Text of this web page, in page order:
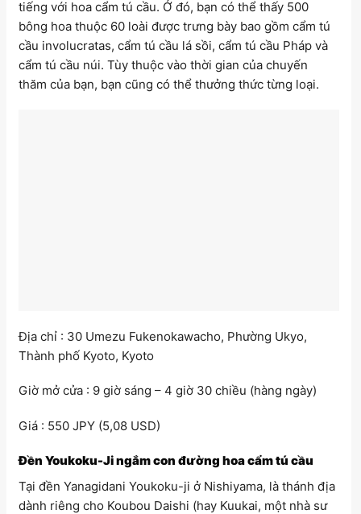
tiếng với hoa cẩm tú cầu. Ở đó, bạn có thể thấy 500
bông hoa thuộc 60 loài được trưng bày bao gồm cẩm tú
cầu involucratas, cẩm tú cầu lá sồi, cẩm tú cầu Pháp và
cẩm tú cầu núi. Tùy thuộc vào thời gian của chuyến
thăm của bạn, bạn cũng có thể thưởng thức từng loại.
Địa chỉ : 30 Umezu Fukenokawacho, Phường Ukyo,
Thành phố Kyoto, Kyoto
Giờ mở cửa : 9 giờ sáng – 4 giờ 30 chiều (hàng ngày)
Giá : 550 JPY (5,08 USD)
Đền Youkoku-Ji ngắm con đường hoa cẩm tú cầu
Tại đền Yanagidani Youkoku-ji ở Nishiyama, là thánh địa
dành riêng cho Koubou Daishi (hay Kuukai, một nhà sư